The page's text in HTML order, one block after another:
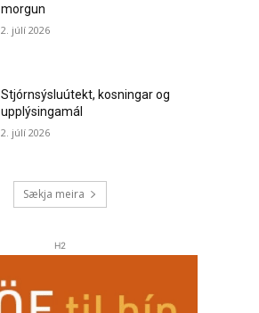
morgun
2. júlí 2026
Stjórnsýsluútekt, kosningar og
upplýsingamál
2. júlí 2026
Sækja meira
H2